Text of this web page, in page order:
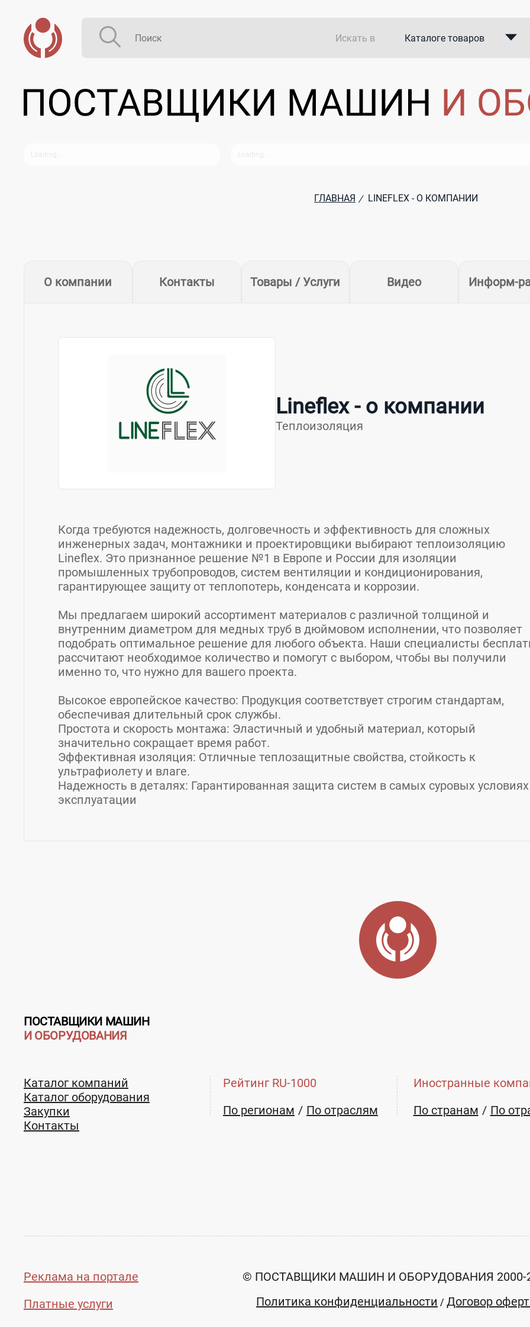
Искать в Каталоге товаров
В закупках
ГЛАВНАЯ / LINEFLEX - О КОМПАНИИ
О компании Контакты Товары / Услуги Видео Информ-
Lineflex - о компании
Теплоизоляция
Когда требуются надежность, долговечность и эффективность для сложных
инженерных задач, монтажники и проектировщики выбирают теплоизоляцию
Lineflex. Это признанное решение №1 в Европе и России для изоляции
промышленных трубопроводов, систем вентиляции и кондиционирования,
гарантирующее защиту от теплопотерь, конденсата и коррозии.
Мы предлагаем широкий ассортимент материалов с различной толщиной и
внутренним диаметром для медных труб в дюймовом исполнении, что позволяет
подобрать оптимальное решение для любого объекта. Наши специалисты
рассчитают необходимое количество и помогут с выбором, чтобы вы получили
именно то, что нужно для вашего проекта.
Высокое европейское качество: Продукция соответствует строгим стандартам,
обеспечивая длительный срок службы.
Простота и скорость монтажа: Эластичный и удобный материал, который
значительно сокращает время работ.
Эффективная изоляция: Отличные теплозащитные свойства, стойкость к
ультрафиолету и влаге.
Надежность в деталях: Гарантированная защита систем в самых суровых условиях
эксплуатации
450078, Уфа, ул.
ПОСТАВЩИКИ МАШИН
И ОБОРУДОВАНИЯ
Каталог компаний
Каталог оборудования
Закупки
Контакты
Рейтинг RU-1000
По регионам
По отраслям
Иностранные
По странам
По
Реклама на портале
Платные услуги
© ПОСТАВЩИКИ МАШИН И ОБОРУДОВАНИЯ 2000-
Политика конфиденциальности / Договор